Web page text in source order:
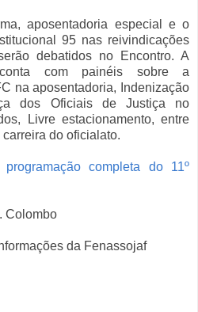
aposentadoria especial e o
95 nas reivindicações
debatidos no Encontro. A
conta com painéis sobre a
na aposentadoria, Indenização
dos Oficiais de Justiça no
Livre estacionamento, entre
do oficialato.
completa do 11º
Colombo
da Fenassojaf